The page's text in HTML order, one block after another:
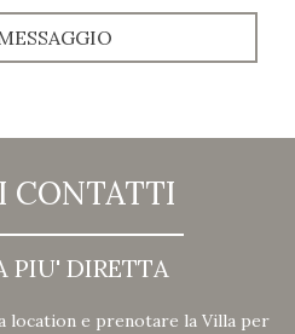
CONTATTI
PIU' DIRETTA
location e prenotare la Villa per